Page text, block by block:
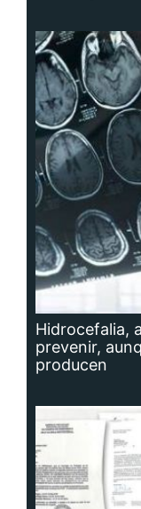
Hidrocefalia,
prevenir,
producen